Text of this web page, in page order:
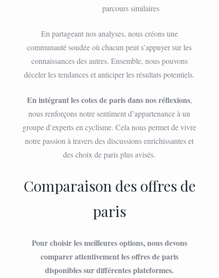
parcours similaires
En partageant nos analyses, nous créons une
communauté soudée où chacun peut s’appuyer sur les
connaissances des autres. Ensemble, nous pouvons
déceler les tendances et anticiper les résultats potentiels.
En intégrant les cotes de paris dans nos réflexions,
nous renforçons notre sentiment d’appartenance à un
groupe d’experts en cyclisme. Cela nous permet de vivre
notre passion à travers des discussions enrichissantes et
des choix de paris plus avisés.
Comparaison des offres de
paris
Pour choisir les meilleures options, nous devons
comparer attentivement les offres de paris
disponibles sur différentes plateformes.